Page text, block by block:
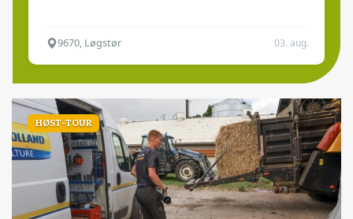
9670, Løgstør 03. aug.
HØST-TOUR